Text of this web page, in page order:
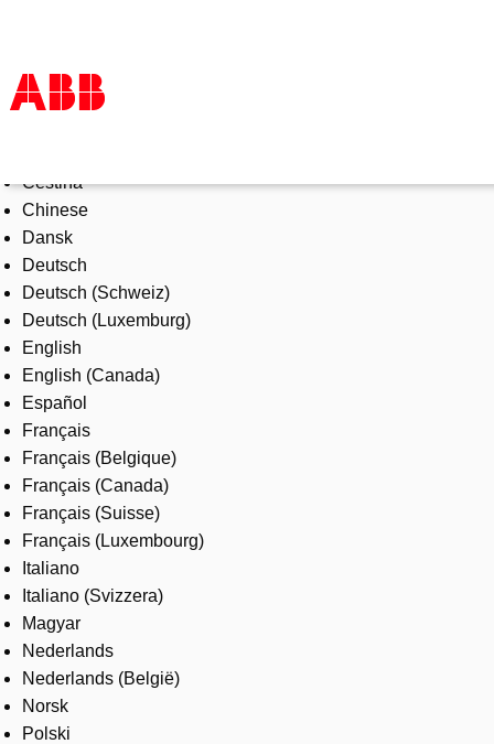
Products & Solutions
Industries
Services
About us
Where to buy
Contact us
Careers
Čeština
Chinese
Dansk
Deutsch
Deutsch (Schweiz)
Deutsch (Luxemburg)
English
English (Canada)
Español
Français
Français (Belgique)
Français (Canada)
Français (Suisse)
Français (Luxembourg)
Italiano
Italiano (Svizzera)
Magyar
Nederlands
Nederlands (België)
Norsk
Polski